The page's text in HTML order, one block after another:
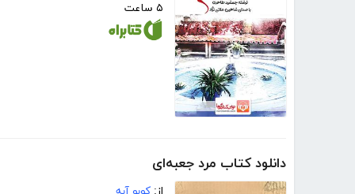
۵ ساعت
دانلود کتاب مرد جعبه‌‌ای